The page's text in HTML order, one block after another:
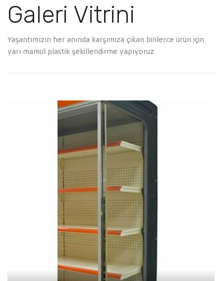
Galeri Vitrini
Yaşantımızın her anında karşımıza çıkan binlerce ürün için
yarı mamül plastik şekillendirme yapıyoruz